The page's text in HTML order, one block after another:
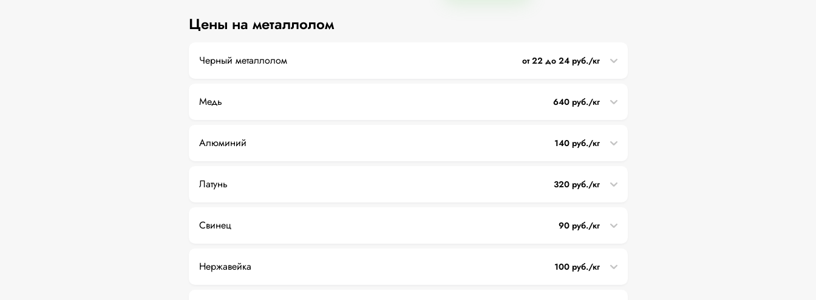
Цены на металлолом
Черный металлолом от 22 до 24 руб./кг
Медь 640 руб./кг
Алюминий 140 руб./кг
Латунь 320 руб./кг
Свинец 90 руб./кг
Нержавейка 100 руб./кг